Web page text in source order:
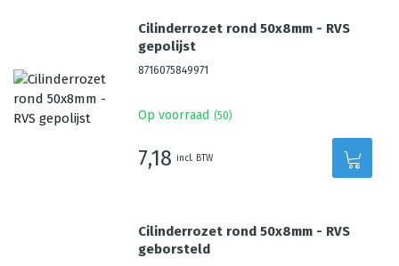
Cilinderrozet rond 50x8mm - RVS
gepolijst
8716075849971
Op voorraad (50)
7,18 incl. BTW
Cilinderrozet rond 50x8mm - RVS
geborsteld